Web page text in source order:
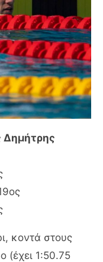
Δημήτρης
κοντά στους
(έχει 1:50.75